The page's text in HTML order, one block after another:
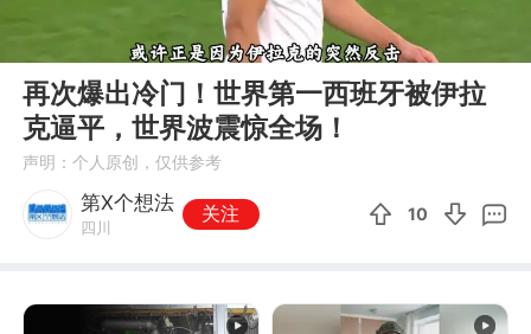
04:28
再次爆出冷门！世界第一西班牙被伊拉
克逼平，世界波震惊全场！
声明：个人原创，仅供参考
第X个想法
四川
关注 10